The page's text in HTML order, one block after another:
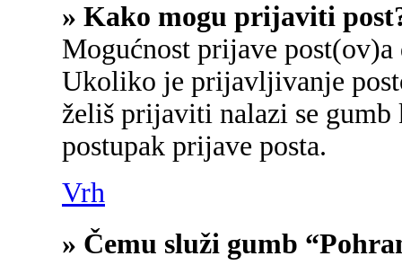
» Kako mogu prijaviti
Mogućnost prijave
Ukoliko je prijavljivanje
želiš prijaviti nalazi se
postupak prijave posta.
Vrh
» Čemu služi gumb